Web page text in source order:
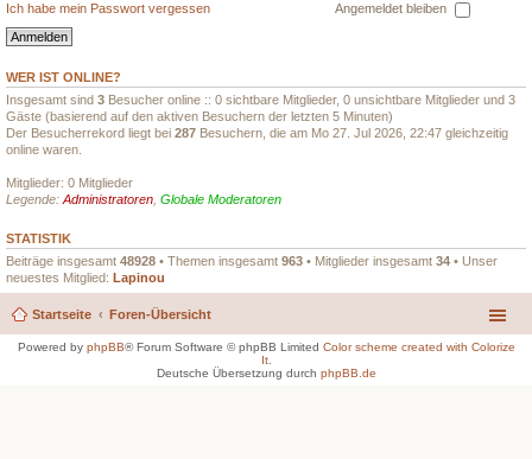
Ich habe mein Passwort vergessen
Angemeldet bleiben
WER IST ONLINE?
Insgesamt sind 3 Besucher online :: 0 sichtbare Mitglieder, 0 unsichtbare Mitglieder und 3
Gäste (basierend auf den aktiven Besuchern der letzten 5 Minuten)
Der Besucherrekord liegt bei 287 Besuchern, die am Mo 27. Jul 2026, 22:47 gleichzeitig
online waren.
Mitglieder: 0 Mitglieder
Legende: Administratoren Globale Moderatoren
STATISTIK
Beiträge insgesamt 48928 • Themen insgesamt 963 • Mitglieder insgesamt 34 • Unser
neuestes Mitglied: Lapinou
Startseite Foren-Übersicht
Powered by phpBB® Forum Software © phpBB Limited Color scheme created with Colorize
It.
Deutsche Übersetzung durch phpBB.de